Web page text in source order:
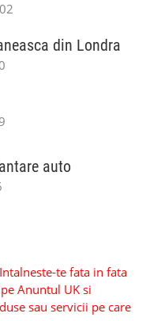
din Londra
auto
te fata in fata
Anuntul UK si
sau servicii pe care